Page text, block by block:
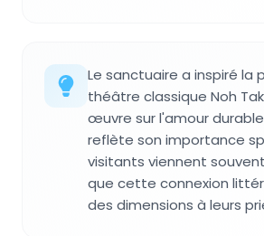
Le sanctuaire a inspiré la
théâtre classique Noh
œuvre sur l'amour
reflète son importance
visitants viennent
que cette connexion
des dimensions à leurs